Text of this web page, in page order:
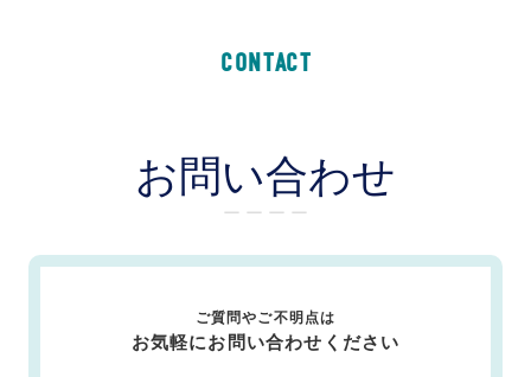
CONTACT
お問い合わせ
ー ー ー ー
ご質問やご不明点は
お気軽にお問い合わせください